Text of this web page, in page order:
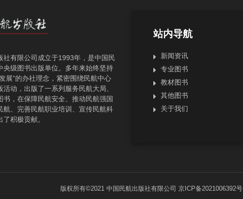
有限公司成立于1993年，是中国民
央级图书出版单位。多年来始终坚持
展”的办社理念，紧密围绕民航中心
活动，出版了一系列服务民航大局、
书，在保障民航安全、推动民航强国
航、完善民航职业培训、宣传民航科
积极贡献。
站内导航
新闻资讯
专业图书
教材图书
其他图书
关于我们
版权所有©2021 中国民航出版社有限公司 京ICP备2021006392号